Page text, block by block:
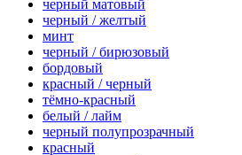
черный матовый
черный / желтый
минт
черный / бирюзовый
бордовый
красный / черный
тёмно-красный
белый / лайм
черный полупрозрачный
красный